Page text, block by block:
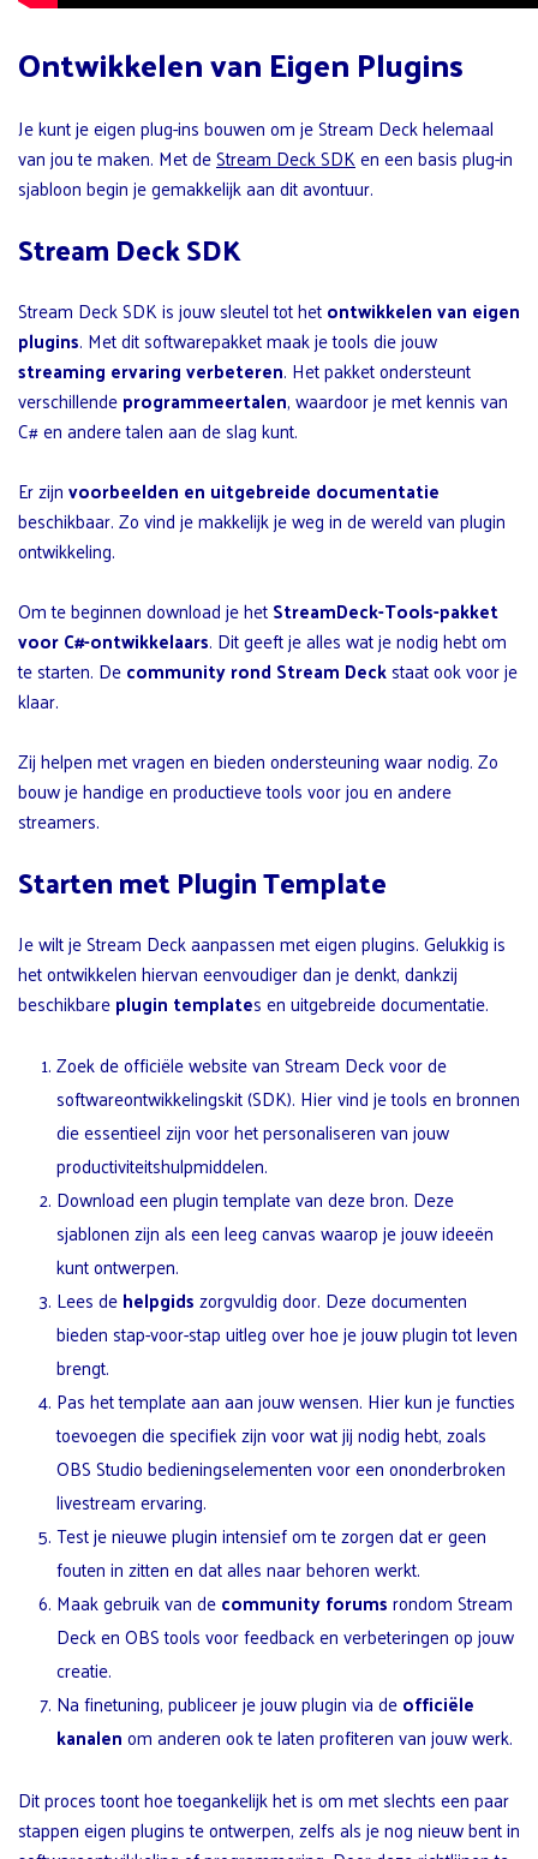
Ontwikkelen van Eigen Plugins
Je kunt je eigen plug-ins bouwen om je Stream Deck helemaal
van jou te maken. Met deStream Deck SDKen een basis plug-in
sjabloon begin je gemakkelijk aan dit avontuur.
Stream Deck SDK
Stream Deck SDK is jouw sleutel tot hetontwikkelen van eigen
plugins. Met dit softwarepakket maak je tools die jouw
streaming ervaring verbeteren. Het pakket ondersteunt
verschillendeprogrammeertalen, waardoor je met kennis van
C# en andere talen aan de slag kunt.
Er zijnvoorbeelden en uitgebreide documentatie
beschikbaar. Zo vind je makkelijk je weg in de wereld van plugin
ontwikkeling.
Om te beginnen download je hetStreamDeck-Tools-pakket
voor C#-ontwikkelaars. Dit geeft je alles wat je nodig hebt om
te starten. Decommunity rond Stream Deckstaat ook voor je
klaar.
Zij helpen met vragen en bieden ondersteuning waar nodig. Zo
bouw je handige en productieve tools voor jou en andere
streamers.
Starten met Plugin Template
Je wilt je Stream Deck aanpassen met eigen plugins. Gelukkig is
het ontwikkelen hiervan eenvoudiger dan je denkt, dankzij
beschikbareplugin templates en uitgebreide documentatie.
Zoek de officiële website van Stream Deck voor de
softwareontwikkelingskit (SDK). Hier vind je tools en bronnen
die essentieel zijn voor het personaliseren van jouw
productiviteitshulpmiddelen.
Download een plugin template van deze bron. Deze
sjablonen zijn als een leeg canvas waarop je jouw ideeën
kunt ontwerpen.
Lees dehelpgidszorgvuldig door. Deze documenten
bieden stap-voor-stap uitleg over hoe je jouw plugin tot leven
brengt.
Pas het template aan aan jouw wensen. Hier kun je functies
toevoegen die specifiek zijn voor wat jij nodig hebt, zoals
OBS Studio bedieningselementen voor een ononderbroken
livestream ervaring.
Test je nieuwe plugin intensief om te zorgen dat er geen
fouten in zitten en dat alles naar behoren werkt.
Maak gebruik van decommunity forumsrondom Stream
Deck en OBS tools voor feedback en verbeteringen op jouw
creatie.
Na finetuning, publiceer je jouw plugin via deofficiële
kanalenom anderen ook te laten profiteren van jouw werk.
Dit proces toont hoe toegankelijk het is om met slechts een paar
stappen eigen plugins te ontwerpen, zelfs als je nog nieuw bent in